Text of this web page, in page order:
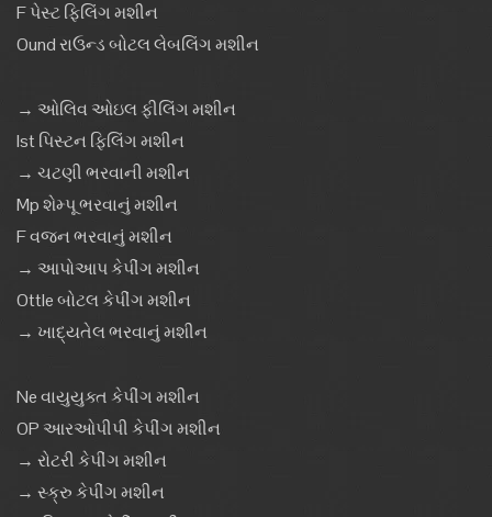
F પેસ્ટ ફિલિંગ મશીન
Ound રાઉન્ડ બોટલ લેબલિંગ મશીન
→ ઓલિવ ઓઇલ ફીલિંગ મશીન
Ist પિસ્ટન ફિલિંગ મશીન
→ ચટણી ભરવાની મશીન
Mp શેમ્પૂ ભરવાનું મશીન
F વજન ભરવાનું મશીન
→ આપોઆપ કેપીંગ મશીન
Ottle બોટલ કેપીંગ મશીન
→ ખાદ્યતેલ ભરવાનું મશીન
Ne વાયુયુક્ત કેપીંગ મશીન
OP આરઓપીપી કેપીંગ મશીન
→ રોટરી કેપીંગ મશીન
→ સ્ક્રુ કેપીંગ મશીન